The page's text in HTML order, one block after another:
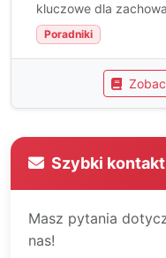
kluczowe dla
Poradniki
Szybki kontakt
Masz pytania
nas!